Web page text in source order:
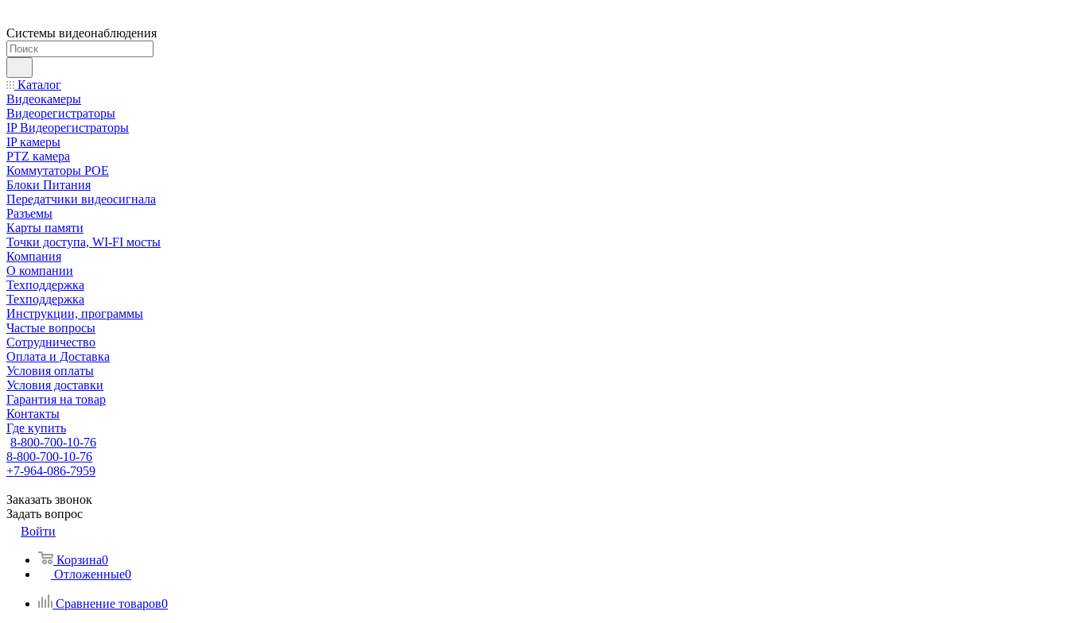
Системы видеонаблюдения
Каталог
Видеокамеры
Видеорегистраторы
IP Видеорегистраторы
IP камеры
PTZ камера
Коммутаторы POE
Блоки Питания
Передатчики видеосигнала
Разъемы
Карты памяти
Точки доступа, WI-FI мосты
Компания
О компании
Техподдержка
Техподдержка
Инструкции, программы
Частые вопросы
Сотрудничество
Оплата и Доставка
Условия оплаты
Условия доставки
Гарантия на товар
Контакты
Где купить
8-800-700-10-76
8-800-700-10-76
+7-964-086-7959
Заказать звонок
Задать вопрос
Войти
Корзина0
Отложенные0
Сравнение товаров0